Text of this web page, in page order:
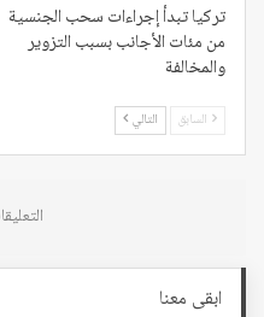
تركيا تبدأ إجراءات سحب الجنسية
من مئات الأجانب بسبب التزوير
والمخالفة
السابق التالي
ابقى معنا